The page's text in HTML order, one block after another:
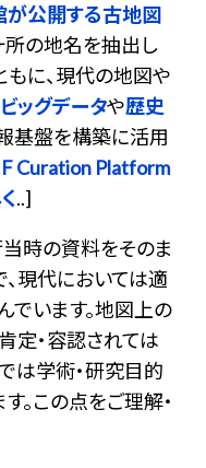
が公開する古地図
の地名を抽出し
に、現代の地図や
ッグデータや歴史
基盤を構築に活用
Curation Platform
..]
時の資料をそのま
現代においては適
います。地図上の
定・容認されては
は学術・研究目的
。この点をご理解・